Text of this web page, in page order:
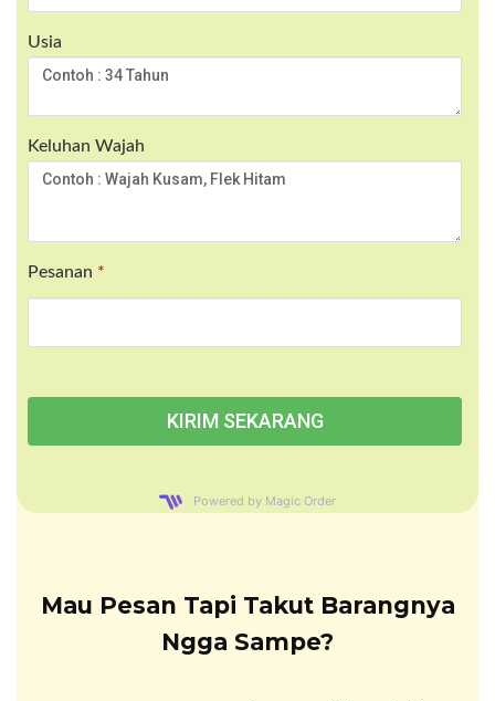
Usia
Keluhan Wajah
Pesanan *
Powered by Magic Order
Mau Pesan Tapi Takut Barangnya
Ngga Sampe?